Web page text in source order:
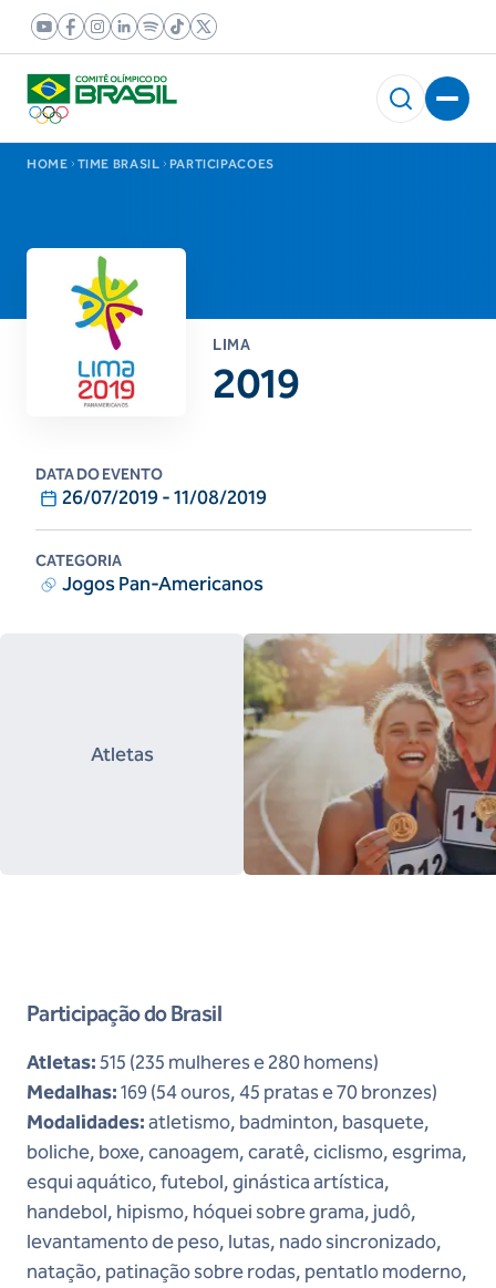
HOME TIME BRASIL PARTICIPACOES
LIMA
2019
DATA DO EVENTO
26/07/2019-11/08/2019
CATEGORIA
Jogos Pan-Americanos
Atletas
Participação do Brasil
Atletas:515 (235 mulheres e 280 homens)
Medalhas:169 (54 ouros, 45 pratas e 70 bronzes)
Modalidades:atletismo, badminton, basquete,
boliche, boxe, canoagem, caratê, ciclismo, esgrima,
esqui aquático, futebol, ginástica artística,
handebol, hipismo, hóquei sobre grama, judô,
levantamento de peso, lutas, nado sincronizado,
natação, patinação sobre rodas, pentatlo moderno,